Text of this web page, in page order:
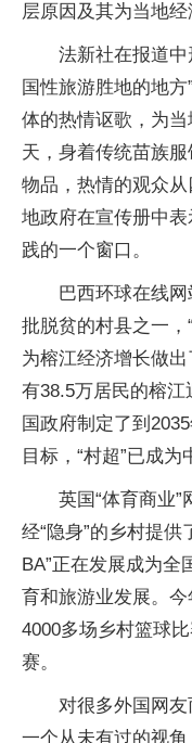
层原因及其为当地
法新社在报道
国性旅游胜地的地方
体的热情讴歌，为
天，身着传统苗族
物品，热情的观众
地政府在宣传册中表
践的一个窗口。
巴西环球在线
批脱贫的村县之一，
为榕江经济增长做
有38.5万居民的榕江
国政府制定了到
目标，“村超”已成为
英国“体育商业”
经“隐身”的乡村提
BA”正在发展成为全
育和旅游业发展。
4000多场乡村篮球
赛。
对很多外国网友
一个从未有过的视